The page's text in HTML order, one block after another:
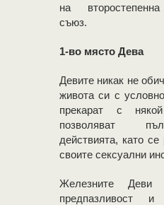
на
съюз.
1-во място Дева
Девите никак не
живота си с
прекарат с
позволяват
действията, като
своите сексуални
Железните
предпазливост и